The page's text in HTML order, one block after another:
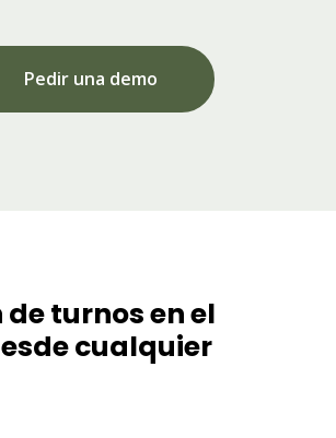
Pedir una demo
de turnos en el
cualquier